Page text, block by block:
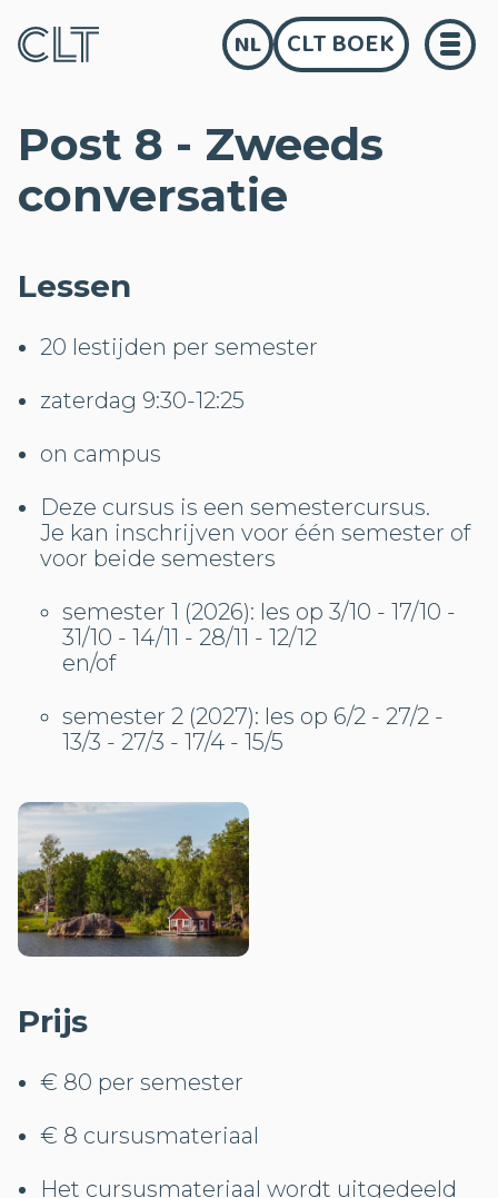
NL CLT BOEK
Post 8 - Zweeds
conversatie
Lessen
20 lestijden per semester
zaterdag 9:30-12:25
on campus
Deze cursus is een semestercursus.
Je kan inschrijven voor één semester of
voor beide semesters
semester 1 (2026): les op 3/10 - 17/10 -
31/10 - 14/11 - 28/11 - 12/12
en/of
semester 2 (2027): les op 6/2 - 27/2 -
13/3 - 27/3 - 17/4 - 15/5
Prijs
€ 80 per semester
€ 8 cursusmateriaal
Het cursusmateriaal wordt uitgedeeld